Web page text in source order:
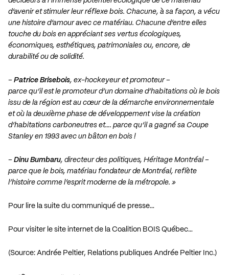
d’avenir et stimuler leur réflexe bois. Chacune, à sa façon, a vécu
une histoire d’amour avec ce matériau. Chacune d’entre elles
touche du bois en appréciant ses vertus écologiques,
économiques, esthétiques, patrimoniales ou, encore, de
durabilité ou de solidité.
– Patrice Brisebois, ex-hockeyeur et promoteur –
parce qu’il est le promoteur d’un domaine d’habitations où le bois
issu de la région est au cœur de la démarche environnementale
et où la deuxième phase de développement vise la création
d’habitations carboneutres et…. parce qu’il a gagné sa Coupe
Stanley en 1993 avec un bâton en bois !
– Dinu Bumbaru, directeur des politiques, Héritage Montréal –
parce que le bois, matériau fondateur de Montréal, reflète
l’histoire comme l’esprit moderne de la métropole. »
Pour lire la suite du communiqué de presse…
Pour visiter le site internet de la Coalition BOIS Québec…
(Source: Andrée Peltier, Relations publiques Andrée Peltier Inc.)